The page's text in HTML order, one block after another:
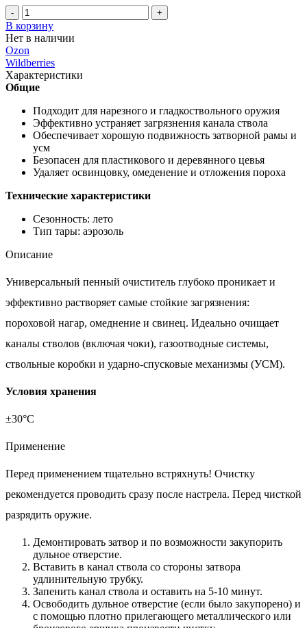
- +
В корзину
Нет в наличии
Ozon
Wildberries
Характеристики
Общие
Подходит для нарезного и гладкоствольного оружия
Эффективно устраняет загрязнения канала ствола
Обеспечивает хорошую подвижность затворной рамы и
усм
Безопасен для пластикового и деревянного цевья
Удаляет освинцовку, омеденение и отложения пороха
Технические характеристики
Сезонность: лето
Тип тары: аэрозоль
Описание
Универсальный пенный очиститель глубоко проникает и
эффективно растворяет самые стойкие загрязнения:
пороховой нагар, омеднение и свинец. Идеально очищает
каналы стволов (включая чоки), газоотводные системы,
ствольные коробки и ударно-спусковые механизмы (УСМ).
Условия хранения
±30°С
Применение
Перед применением тщательно встряхнуть! Очистку
рекомендуется проводить сразу после настрела. Перед чисткой
разрядить оружие.
Демонтировать затвор и по возможности закупорить
дульное отверстие.
Вставить в канал ствола со стороны затвора
удлинительную трубку.
Запенить канал ствола и оставить на 5-10 минут.
Освободить дульное отверстие (если было закупорено) и
с помощью плотно прилегающего металлического или